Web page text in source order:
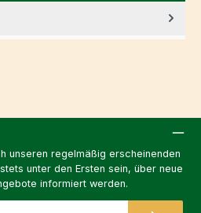
unseren regelmäßig erscheinenden
unter den Ersten sein, über neue
informiert werden.